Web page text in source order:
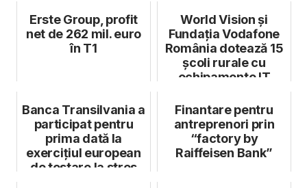
Erste Group, profit
net de 262 mil. euro
în T1
World Vision și
Fundația Vodafone
România dotează 15
școli rurale cu
echipamente IT
Banca Transilvania a
participat pentru
prima dată la
exercițiul european
de testare la stres
Finantare pentru
antreprenori prin
“factory by
Raiffeisen Bank”